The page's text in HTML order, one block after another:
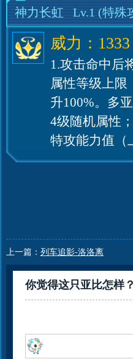
神力长虹 Lv.1(特殊
威力：1333
1.攻击命中后
属性等级上限
升100%。多
4级随机属性
特攻能力值（
上一篇： 列车追影-洛洛离
你觉得这只亚比怎样